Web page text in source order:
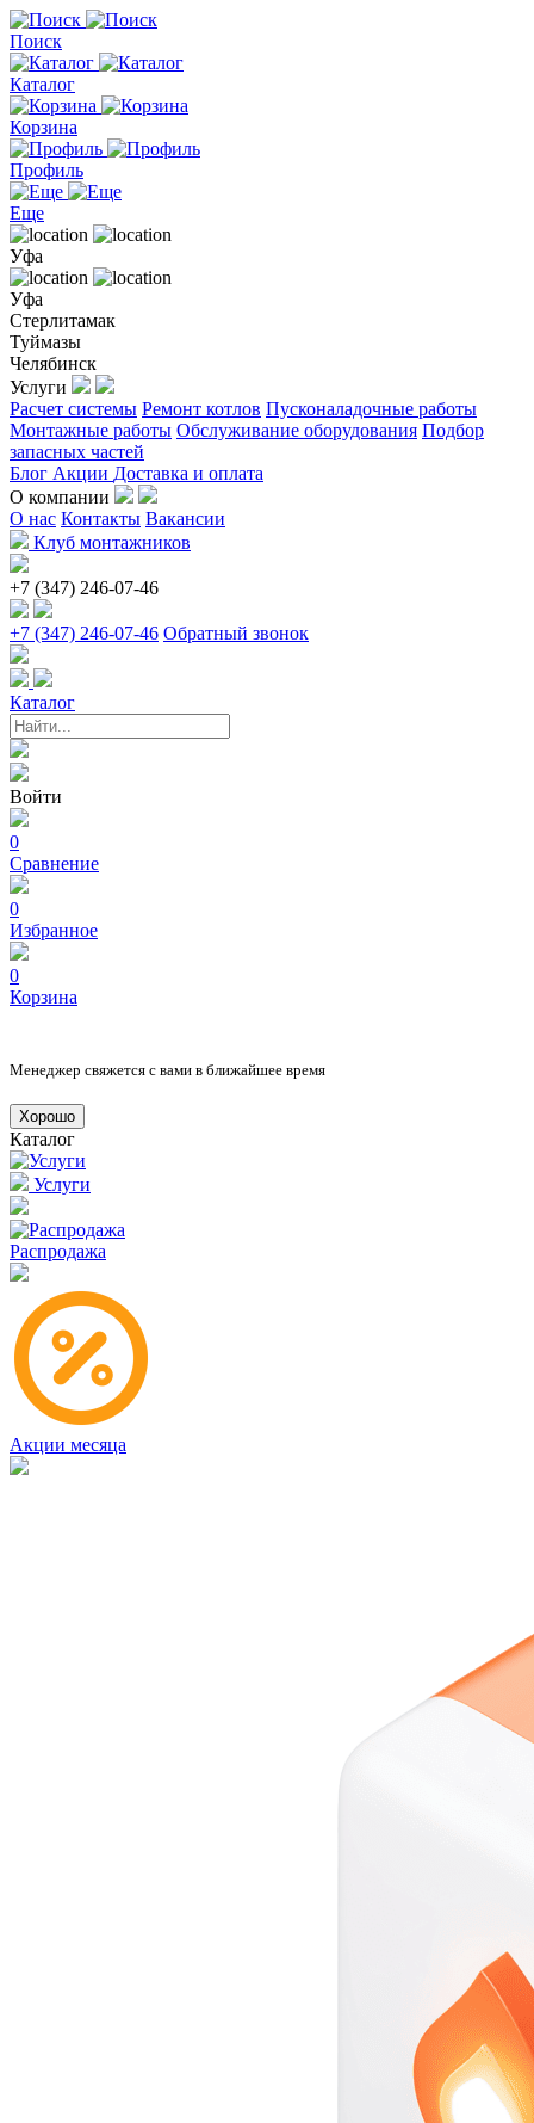
Поиск
Каталог
Корзина
Профиль
Еще
Уфа
Уфа
Стерлитамак
Туймазы
Челябинск
Услуги
Расчет системы Ремонт котлов Пусконаладочные работы
Монтажные работы Обслуживание оборудования Подбор
запасных частей
Блог Акции Доставка и оплата
О компании
О нас Контакты Вакансии
Клуб монтажников
+7 (347) 246-07-46
+7 (347) 246-07-46 Обратный звонок
Каталог
Войти
0
Сравнение
0
Избранное
0
Корзина
Менеджер свяжется с вами в ближайшее время
Хорошо
Каталог
Услуги
Распродажа
Акции месяца